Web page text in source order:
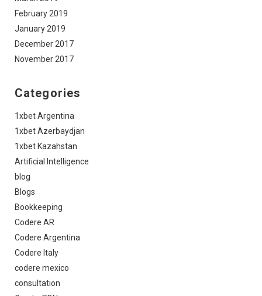
February 2019
January 2019
December 2017
November 2017
Categories
1xbet Argentina
1xbet Azerbaydjan
1xbet Kazahstan
Artificial Intelligence
blog
Blogs
Bookkeeping
Codere AR
Codere Argentina
Codere Italy
codere mexico
consultation